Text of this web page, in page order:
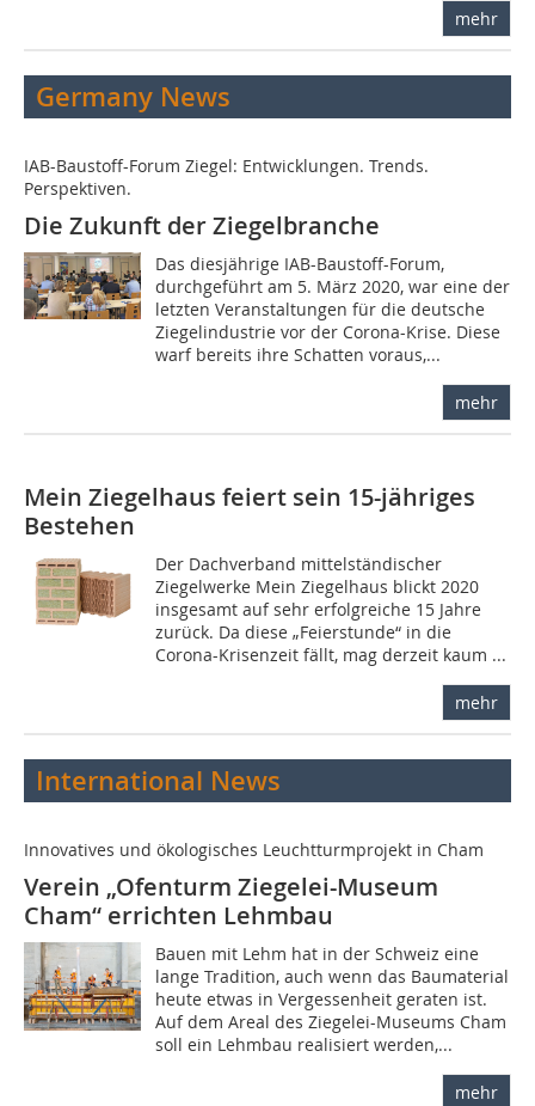
mehr
Germany News
IAB-Baustoff-Forum Ziegel: Entwicklungen. Trends.
Perspektiven.
Die Zukunft der Ziegelbranche
Das diesjährige IAB-Baustoff-Forum,
durchgeführt am 5. März 2020, war eine der
letzten Veranstaltungen für die deutsche
Ziegelindustrie vor der Corona-Krise. Diese
warf bereits ihre Schatten voraus,...
mehr
Mein Ziegelhaus feiert sein 15-jähriges
Bestehen
Der Dachverband mittelständischer
Ziegelwerke Mein Ziegelhaus blickt 2020
insgesamt auf sehr erfolgreiche 15 Jahre
zurück. Da diese „Feierstunde“ in die
Corona-Krisenzeit fällt, mag derzeit kaum ...
mehr
International News
Innovatives und ökologisches Leuchtturmprojekt in Cham
Verein „Ofenturm Ziegelei-Museum
Cham“ errichten Lehmbau
Bauen mit Lehm hat in der Schweiz eine
lange Tradition, auch wenn das Baumaterial
heute etwas in Vergessenheit geraten ist.
Auf dem Areal des Ziegelei-Museums Cham
soll ein Lehmbau realisiert werden,...
mehr